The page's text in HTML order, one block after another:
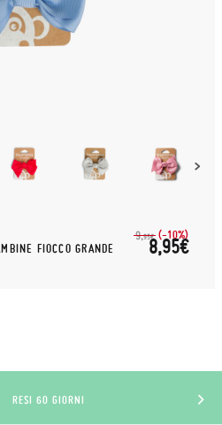
FIOCCO GRANDE
9,95€ (-10%)
8,95€
RESI 60 GIORNI